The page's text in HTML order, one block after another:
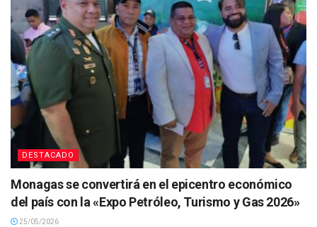
DESTACADO
Monagas se convertirá en el epicentro económico
del país con la «Expo Petróleo, Turismo y Gas 2026»
25/05/2026